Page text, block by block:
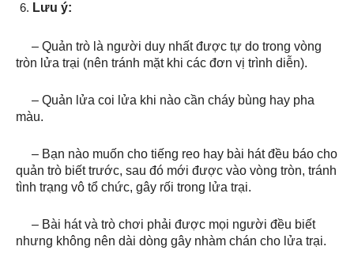
Lưu ý:
– Quản trò là người duy nhất được tự do trong vòng
tròn lửa trại (nên tránh mặt khi các đơn vị trình diễn).
– Quản lửa coi lửa khi nào cần cháy bùng hay pha
màu.
– Bạn nào muốn cho tiếng reo hay bài hát đều báo cho
quản trò biết trước, sau đó mới được vào vòng tròn, tránh
tình trạng vô tổ chức, gây rối trong lửa trại.
– Bài hát và trò chơi phải được mọi người đều biết
nhưng không nên dài dòng gây nhàm chán cho lửa trại.